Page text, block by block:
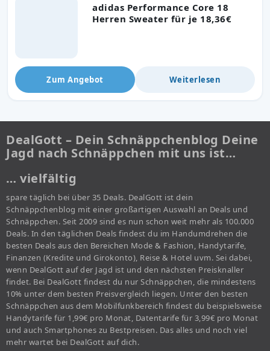
adidas Performance Core 18
Herren Sweater für je 18,36€
Zum Angebot Weiterlesen
DealGott – Dein Schnäppchenblog Deine
Jagd nach Schnäppchen mit uns ist…
… vielfältig
spare täglich bei über 35 Deals. DealGott ist dein
Schnäppchenblog mit einer großartigen Auswahl an Deals und
Schnäppchen. Seit 2009 sind es nun schon weit mehr als 100.000
Deals. In den täglichen Deals findest du im Handumdrehen die
besten Deals aus den Bereichen Mode & Fashion, Handytarife,
Finanzen (Kredite und Girokonto), Reise & Hotel uvm. Sei dabei,
wenn DealGott auf der Jagd ist und den nächsten Preisknaller
findet. Bei DealGott findest du nur Schnäppchen, die mindestens
10% unter dem besten Preisvergleich liegen. Unter den besten
Schnäppchen aus dem Mobilfunkbereich findest du beispielsweise
Handytarife für 1,99€ pro Monat, Datentarife für 3,99€ pro Monat
und auch Smartphones zu Bestpreisen. Das alles und noch viel
mehr wartet bei DealGott auf dich.